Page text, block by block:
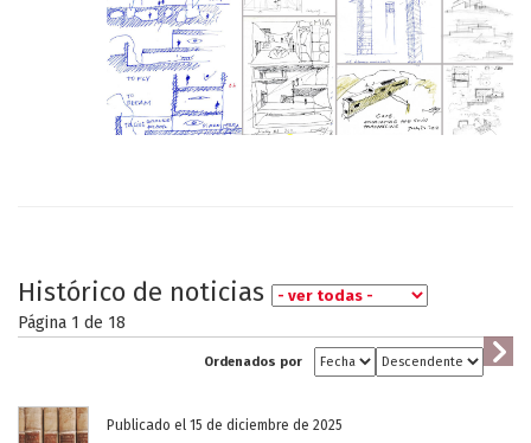
Histórico de noticias
Página 1 de 18
Ordenados por
Publicado el 15 de diciembre de 2025